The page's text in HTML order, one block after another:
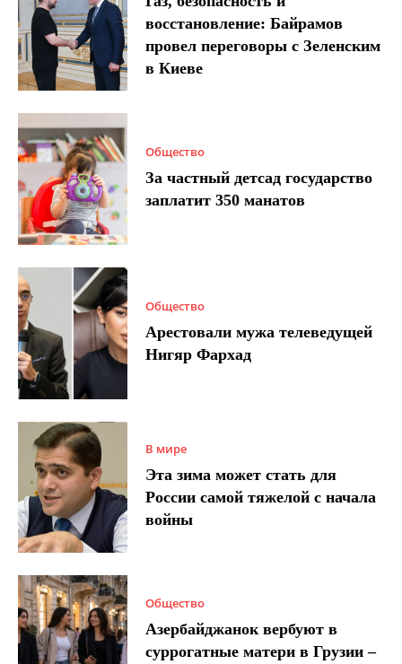
восстановление: Байрамов
провел переговоры с Зеленским
в Киеве
Общество
За частный детсад государство
заплатит 350 манатов
Общество
Арестовали мужа телеведущей
Нигяр Фархад
В мире
Эта зима может стать для
России самой тяжелой с начала
войны
Общество
Азербайджанок вербуют в
суррогатные матери в Грузии –